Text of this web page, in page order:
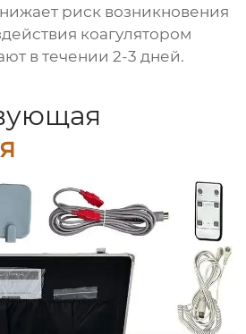
риск возникновения
коагулятором
в течении 2-3 дней.